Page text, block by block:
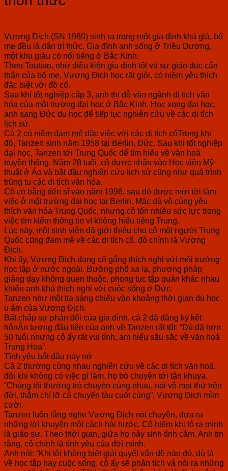
Vương Địch (SN 1980) sinh ra trong một gia đình khá giả, bố
mẹ đều là dân trí thức. Gia đình anh sống ở Triều Dương,
một khu giàu có nổi tiếng ở Bắc Kinh.
Theo Toutiao, nhờ điều kiện gia đình tốt và sự giáo dục cẩn
thận của bố mẹ, Vương Địch học rất giỏi, có niềm yêu thích
đặc biệt với đồ cổ.
Sau khi tốt nghiệp cấp 3, anh thi đỗ vào ngành di tích văn
hóa của một trường đại học ở Bắc Kinh. Học xong đại học,
anh sang Đức du học để tiếp tục nghiên cứu về các di tích
lịch sử.
Cả 2 có niềm đam mê đặc việc với các di tích cổTrong khi
đó, Tanzen sinh năm 1958 tại Berlin, Đức. Sau khi tốt nghiệp
đại học, Tanzen tới Trung Quốc để tìm hiểu về văn hoá
truyền thống. Năm 28 tuổi, cô được nhận vào Học viện Mỹ
thuật ở Áo và bắt đầu nghiên cứu lịch sử cũng như quá trình
trùng tu các di tích văn hóa.
Cô có bằng tiến sĩ vào năm 1996, sau đó được mời tới làm
việc ở một trường đại học tại Berlin. Mặc dù vô cùng yêu
thích văn hóa Trung Quốc, nhưng cô tốn nhiều sức lực trong
việc tìm kiếm thông tin vì không hiểu tiếng Trung.
Lúc này, một sinh viên đã giới thiệu cho cô một người Trung
Quốc cũng đam mê về các di tích cổ, đó chính là Vương
Địch.
Khi ấy, Vương Địch đang cố gắng thích nghi với môi trường
học tập ở nước ngoài. Đường phố xa lạ, phương pháp
giảng dạy không quen thuộc, phong tục tập quán khác nhau
khiến anh khó thích nghi với cuộc sống ở Đức.
Tanzen như một tia sáng chiếu vào khoảng thời gian du học
u ám của Vương Địch.
Bất chấp sự phản đối của gia đình, cả 2 đã đăng ký kết
hônẤn tượng đầu tiên của anh về Tanzen rất tốt: “Dù đã hơn
50 tuổi nhưng cô ấy rất vui tính, am hiểu sâu sắc về văn hoá
Trung Hoa”.
Tình yêu bắt đầu nảy nở
Cả 2 thường cùng nhau nghiên cứu về các di tích văn hoá,
đôi khi không có việc gì làm, họ trò chuyện tới tận khuya.
“Chúng tôi thường trò chuyện cùng nhau, nói về mọi thứ trên
đời, thậm chí lỡ cả chuyến tàu cuối cùng”, Vương Địch mỉm
cười.
Tanzen luôn lắng nghe Vương Địch nói chuyện, đưa ra
những lời khuyên một cách hài hước. Cô hiếm khi tỏ ra mình
là giáo sư. Theo thời gian, giữa họ nảy sinh tình cảm. Anh tin
rằng, cô chính là tình yêu của đời mình.
Anh nói: “Khi tôi không biết giải quyết vấn đề nào đó, dù là
về học tập hay cuộc sống, cô ấy sẽ phân tích và nói ra những